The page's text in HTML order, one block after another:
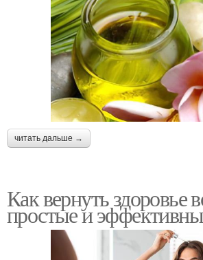
читать дальше →
Как вернуть здоровье
простые и